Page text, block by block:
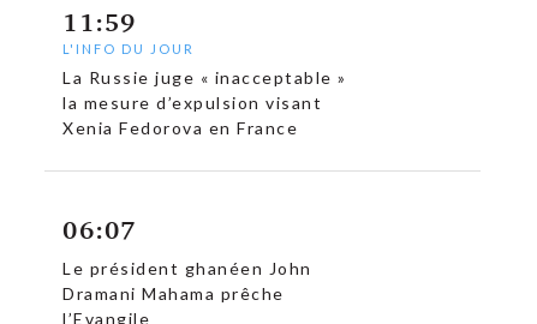
11:59
L'INFO DU JOUR
La Russie juge « inacceptable »
la mesure d’expulsion visant
Xenia Fedorova en France
06:07
Le président ghanéen John
Dramani Mahama prêche
l’Evangile